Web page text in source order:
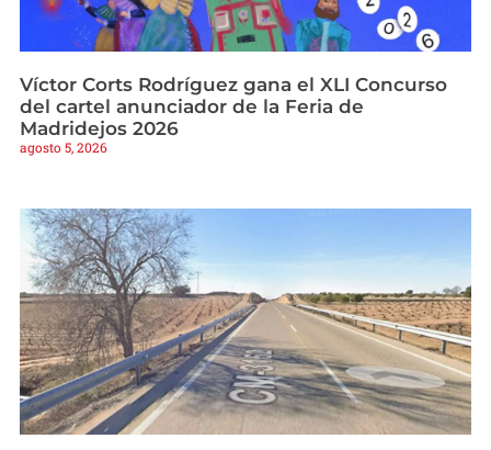
Víctor Corts Rodríguez gana el XLI Concurso
del cartel anunciador de la Feria de
Madridejos 2026
agosto 5, 2026